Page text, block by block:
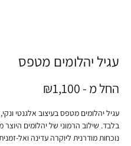
עגיל יהלומים מטפס
החל מ - ₪1,100
עגיל יהלומים מטפס בעיצוב אלגנטי
בלבד. שילוב הרמוני של יהלומים היוצר
נוכחות מודרנית ליוקרה עדינה ואל-